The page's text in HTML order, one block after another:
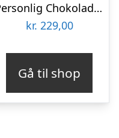
Personlig Chokolade med Tekst
kr. 229,00
Gå til shop